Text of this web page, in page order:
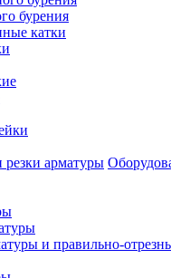
бурения
катки
и правильно-